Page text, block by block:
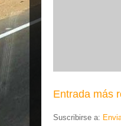
Entrada más
Suscribirse a: